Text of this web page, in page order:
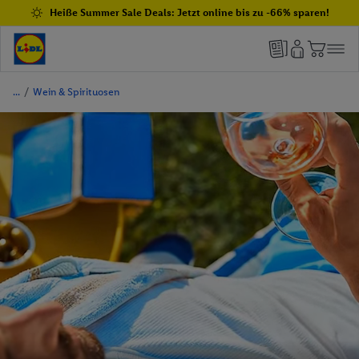
Heiße Summer Sale Deals: Jetzt online bis zu -66% sparen!
/ Wein & Spirituosen